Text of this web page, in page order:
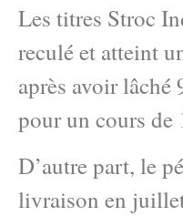
Les titres Stroc
reculé et atteint
après avoir
pour un cours de
D’autre part, le
livraison en